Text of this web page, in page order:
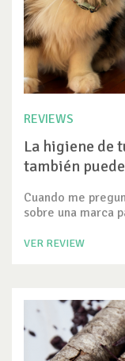
REVIEWS
La higiene de
también
Cuando me
sobre una marca
VER REVIEW